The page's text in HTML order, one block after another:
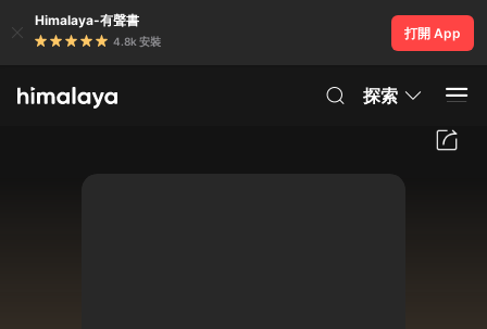
Himalaya-有聲書
4.8k 安裝
打開 App
探索